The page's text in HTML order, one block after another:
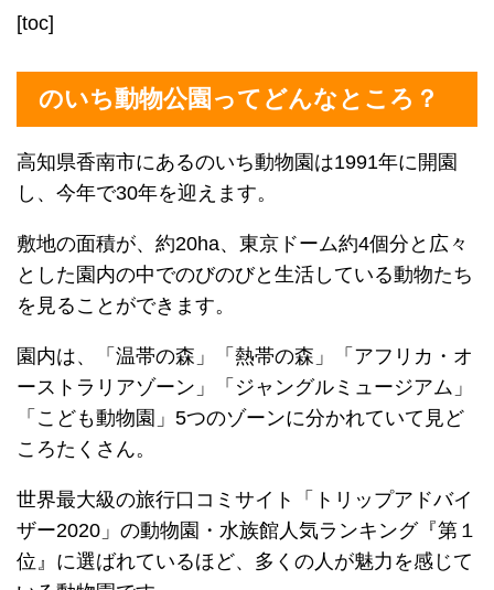
[toc]
のいち動物公園ってどんなところ？
高知県香南市にあるのいち動物園は1991年に開園
し、今年で30年を迎えます。
敷地の面積が、約20ha、東京ドーム約4個分と広々
とした園内の中でのびのびと生活している動物たち
を見ることができます。
園内は、「温帯の森」「熱帯の森」「アフリカ・オ
ーストラリアゾーン」「ジャングルミュージアム」
「こども動物園」5つのゾーンに分かれていて見ど
ころたくさん。
世界最大級の旅行口コミサイト「トリップアドバイ
ザー2020」の動物園・水族館人気ランキング『第１
位』に選ばれているほど、多くの人が魅力を感じて